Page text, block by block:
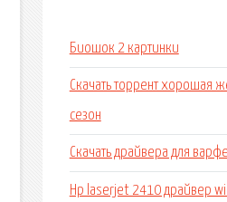
Биошок 2 картинки
Скачать торрент хорошая
сезон
Скачать драйвера для
Hp laserjet 2410 драйвер